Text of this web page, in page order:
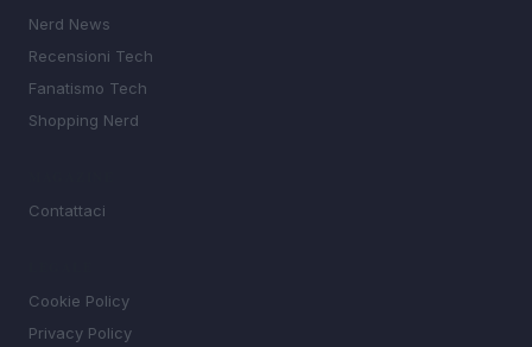
Nerd News
Recensioni Tech
Fanatismo Tech
Shopping Nerd
Contattaci
Cookie Policy
Privacy Policy